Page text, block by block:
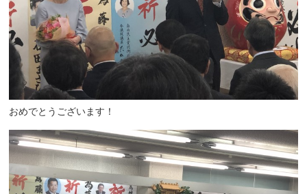
おめでとうございます！